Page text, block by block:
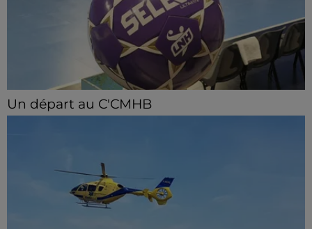
Un départ au C'CMHB
Le club chartrain a officialisé, vendredi 7 août, le